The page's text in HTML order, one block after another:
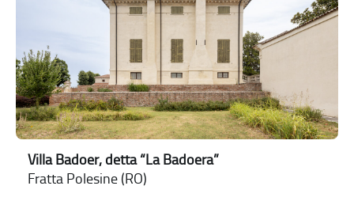
Villa Badoer, detta “La Badoera”
Fratta Polesine (RO)